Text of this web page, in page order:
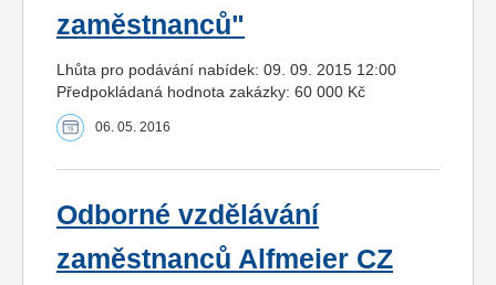
zaměstnanců"
Lhůta pro podávání nabídek: 09. 09. 2015 12:00
Předpokládaná hodnota zakázky: 60 000 Kč
06. 05. 2016
Odborné vzdělávání
zaměstnanců Alfmeier CZ